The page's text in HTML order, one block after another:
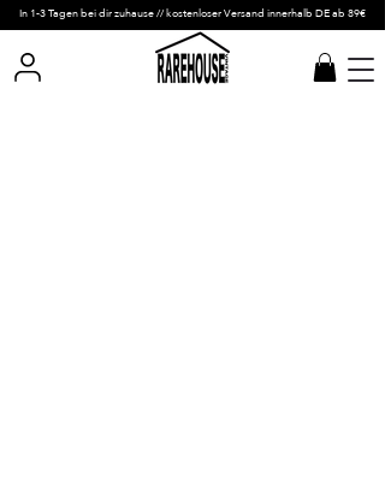
In 1-3 Tagen bei dir zuhause // kostenloser Versand innerhalb DE ab 89€